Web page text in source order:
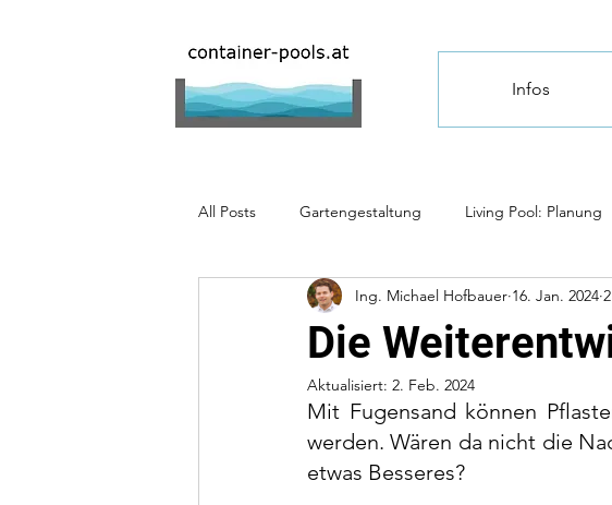
Infos
All Posts Gartengestaltung Living Pool: Planung
Containerpool_Referenzen
Die
Ing. Michael Hofbauer 16. Jan. 2024
Aktualisiert: 2. Feb. 2024
Mit Fugensand können
werden. Wären da nicht die
etwas Besseres?